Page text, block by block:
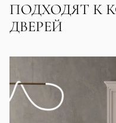
ПОДХОДЯТ К
ДВЕРЕЙ